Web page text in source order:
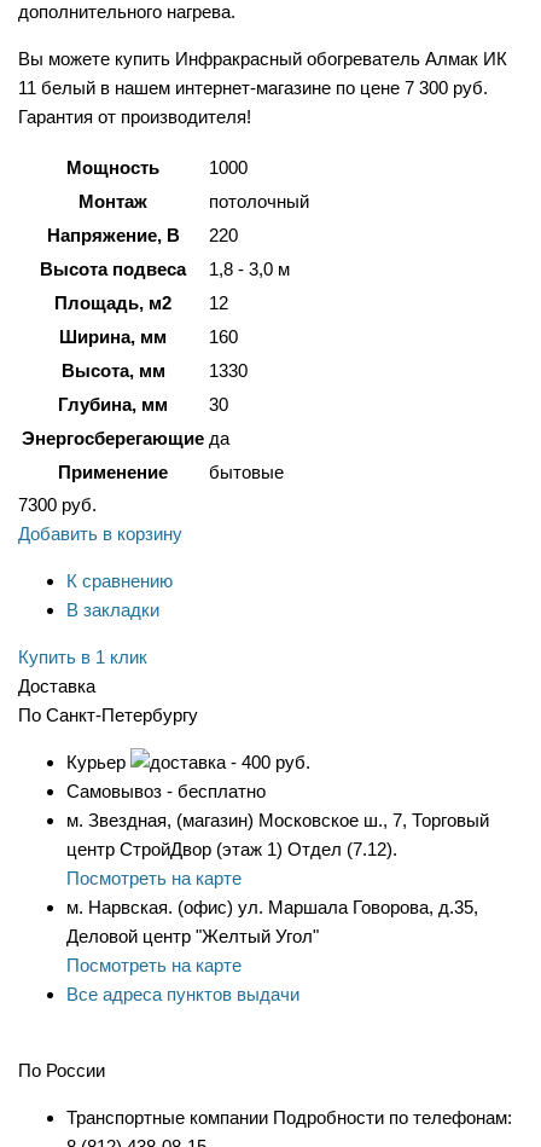
дополнительного нагрева.
Вы можете купить Инфракрасный обогреватель Алмак ИК
11 белый в нашем интернет-магазине по цене 7 300 руб.
Гарантия от производителя!
Мощность
1000
Монтаж
потолочный
Напряжение, В
220
Высота подвеса
1,8 - 3,0 м
Площадь, м2
12
Ширина, мм
160
Высота, мм
1330
Глубина, мм
30
Энергосберегающие да
Применение
бытовые
7300 руб.
Добавить в корзину
К сравнению
В закладки
Купить в 1 клик
Доставка
По Санкт-Петербургу
Курьер
- 400 руб.
Самовывоз - бесплатно
м. Звездная, (магазин) Московское ш., 7, Торговый
центр СтройДвор (этаж 1) Отдел (7.12).
Посмотреть на карте
м. Нарвская. (офис) ул. Маршала Говорова, д.35,
Деловой центр "Желтый Угол"
Посмотреть на карте
Все адреса пунктов выдачи
По России
Транспортные компании Подробности по телефонам: